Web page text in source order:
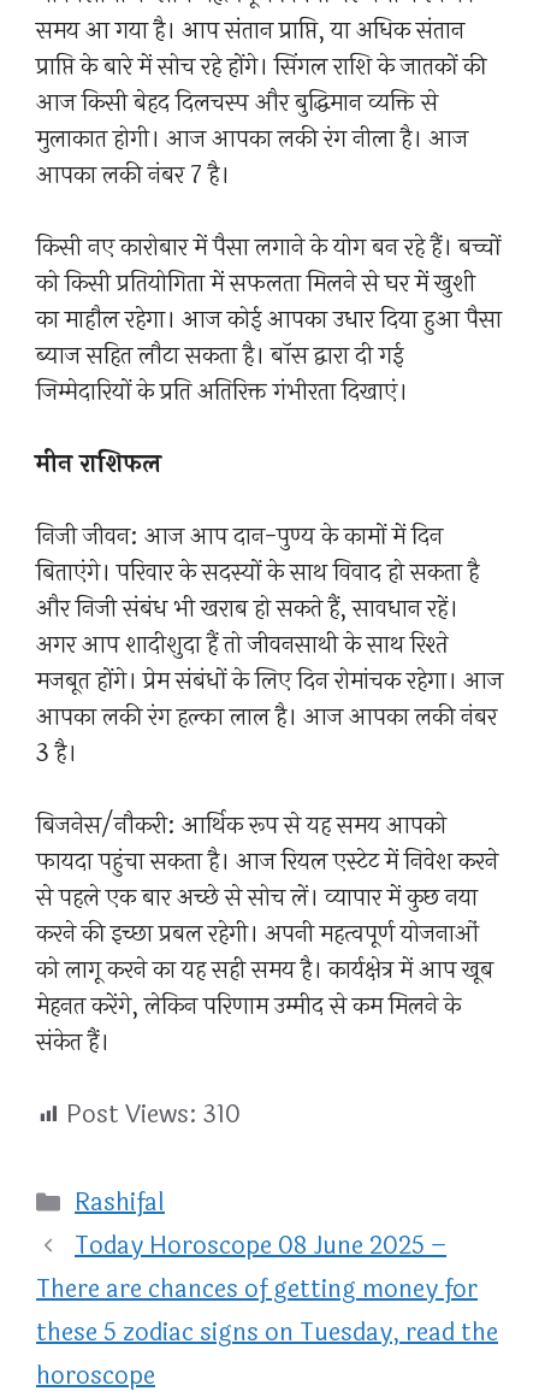
समय आ गया है। आप संतान प्राप्ति, या अधिक संतान
प्राप्ति के बारे में सोच रहे होंगे। सिंगल राशि के जातकों की
आज किसी बेहद दिलचस्प और बुद्धिमान व्यक्ति से
मुलाकात होगी। आज आपका लकी रंग नीला है। आज
आपका लकी नंबर 7 है।
किसी नए कारोबार में पैसा लगाने के योग बन रहे हैं। बच्चों
को किसी प्रतियोगिता में सफलता मिलने से घर में खुशी
का माहौल रहेगा। आज कोई आपका उधार दिया हुआ पैसा
ब्याज सहित लौटा सकता है। बॉस द्वारा दी गई
जिम्मेदारियों के प्रति अतिरिक्त गंभीरता दिखाएं।
मीन राशिफल
निजी जीवन: आज आप दान-पुण्य के कामों में दिन
बिताएंगे। परिवार के सदस्यों के साथ विवाद हो सकता है
और निजी संबंध भी खराब हो सकते हैं, सावधान रहें।
अगर आप शादीशुदा हैं तो जीवनसाथी के साथ रिश्ते
मजबूत होंगे। प्रेम संबंधों के लिए दिन रोमांचक रहेगा। आज
आपका लकी रंग हल्का लाल है। आज आपका लकी नंबर
3 है।
बिजनेस/नौकरी: आर्थिक रूप से यह समय आपको
फायदा पहुंचा सकता है। आज रियल एस्टेट में निवेश करने
से पहले एक बार अच्छे से सोच लें। व्यापार में कुछ नया
करने की इच्छा प्रबल रहेगी। अपनी महत्वपूर्ण योजनाओं
को लागू करने का यह सही समय है। कार्यक्षेत्र में आप खूब
मेहनत करेंगे, लेकिन परिणाम उम्मीद से कम मिलने के
संकेत हैं।
Post Views: 310
Categories
Rashifal
Today Horoscope 08 June 2025 –
There are chances of getting money for
these 5 zodiac signs on Tuesday, read the
horoscope